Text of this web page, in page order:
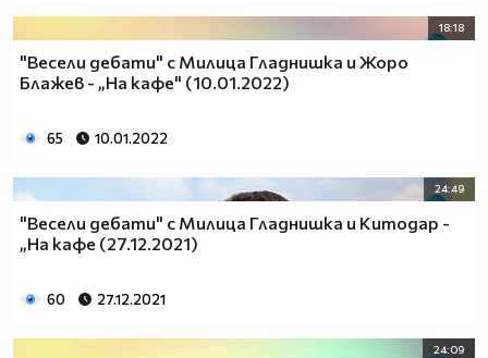
18:18
"Весели дебати" с Милица Гладнишка и Жоро
Блажев - „На кафе" (10.01.2022)
65 10.01.2022
24:49
"Весели дебати" с Милица Гладнишка и Китодар -
„На кафе (27.12.2021)
60 27.12.2021
24:09